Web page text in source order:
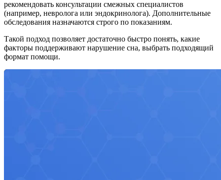
рекомендовать консультации смежных специалистов
(например, невролога или эндокринолога). Дополнительные
обследования назначаются строго по показаниям.
Такой подход позволяет достаточно быстро понять, какие
факторы поддерживают нарушение сна, выбрать подходящий
формат помощи.